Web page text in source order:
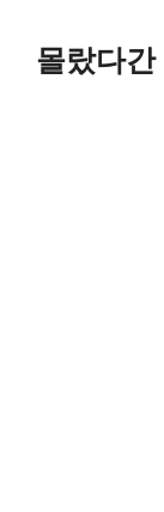
몰랐다간